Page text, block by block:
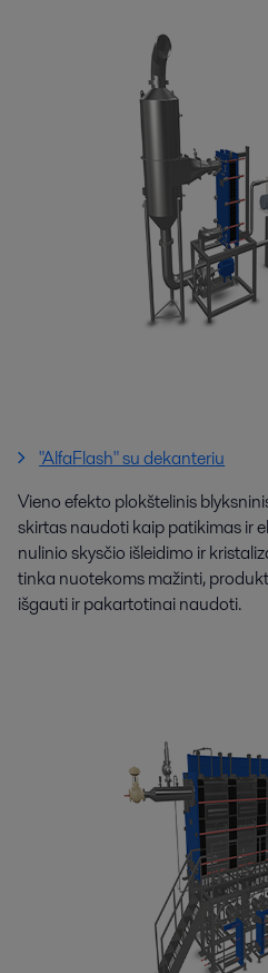
"AlfaFlash" su dekanteriu
Vieno efekto plokštelinis
skirtas naudoti kaip patikimas ir
nulinio skysčio išleidimo ir
tinka nuotekoms mažinti,
išgauti ir pakartotinai naudoti.